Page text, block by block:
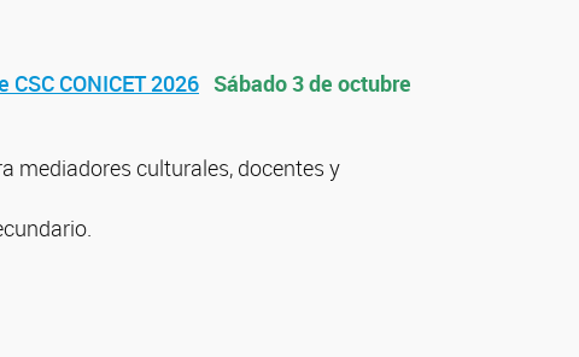
CSC CONICET 2026 Sábado 3 de octubre
mediadores culturales, docentes y